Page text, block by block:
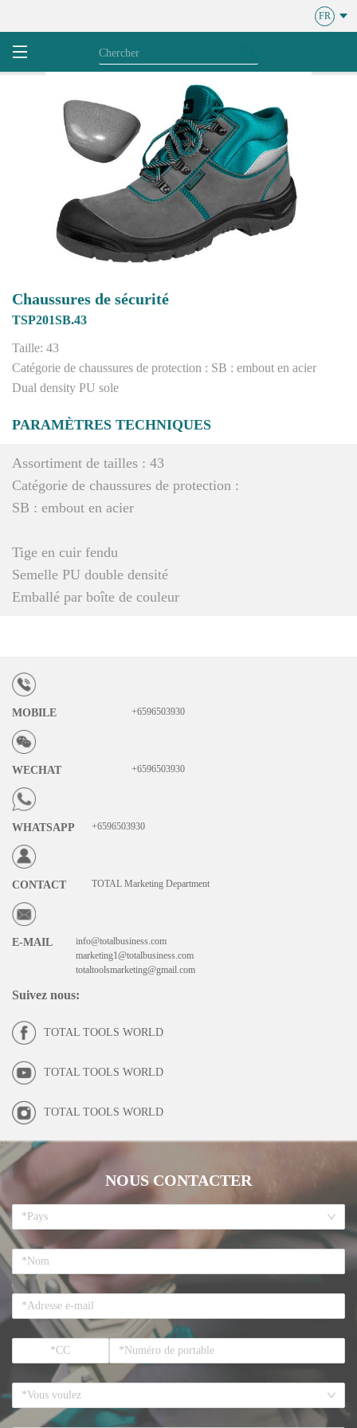
FR
Chaussures de sécurité
TSP201SB.43
Taille: 43
Catégorie de chaussures de protection : SB : embout en acier
Dual density PU sole
PARAMÈTRES TECHNIQUES
Assortiment de tailles : 43
Catégorie de chaussures de protection :
SB : embout en acier
Tige en cuir fendu
Semelle PU double densité
Emballé par boîte de couleur
MOBILE +6596503930
WECHAT +6596503930
WHATSAPP +6596503930
CONTACT TOTAL Marketing Department
E-MAIL
info@totalbusiness.com
marketing1@totalbusiness.com
totaltoolsmarketing@gmail.com
Suivez nous:
TOTAL TOOLS WORLD
TOTAL TOOLS WORLD
TOTAL TOOLS WORLD
NOUS CONTACTER
*Pays
*Vous voulez